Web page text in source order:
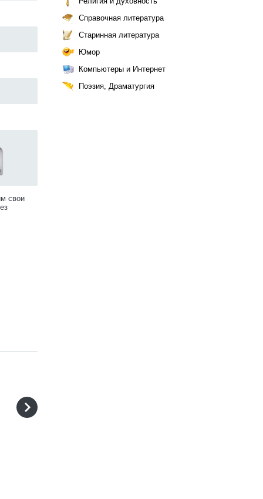
свои
Справочная литература
Старинная литература
Юмор
Компьютеры и Интернет
Поэзия, Драматургия